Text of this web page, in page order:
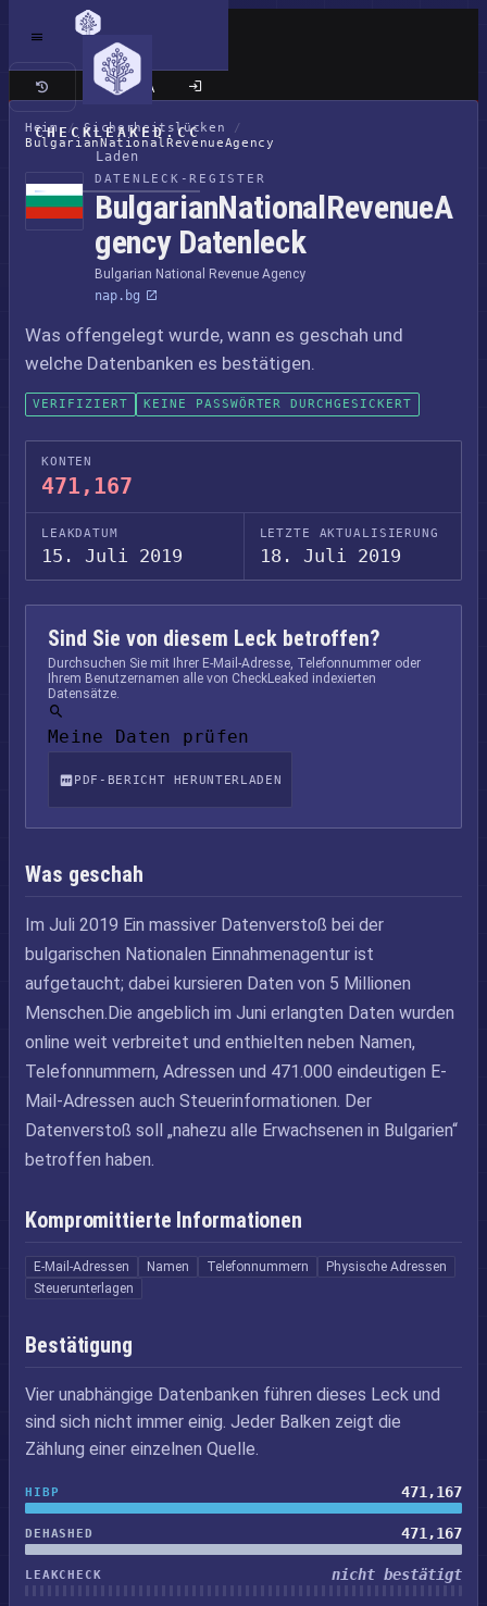
CHECKLEAKED.CC
Laden
Klassische Seite
Heim / Sicherheitslücken
/
BulgarianNationalRevenueAgency
DATENLECK-REGISTER
BulgarianNationalRevenueA
gency Datenleck
Bulgarian National Revenue Agency
nap.bg
Was offengelegt wurde, wann es geschah und
welche Datenbanken es bestätigen.
VERIFIZIERT KEINE PASSWÖRTER DURCHGESICKERT
KONTEN
471,167
LEAKDATUM
15. Juli 2019
LETZTE AKTUALISIERUNG
18. Juli 2019
Sind Sie von diesem Leck betroffen?
Durchsuchen Sie mit Ihrer E-Mail-Adresse, Telefonnummer oder
Ihrem Benutzernamen alle von CheckLeaked indexierten
Datensätze.
Meine Daten prüfen
PDF-BERICHT HERUNTERLADEN
Was geschah
Im Juli 2019 Ein massiver Datenverstoß bei der
bulgarischen Nationalen Einnahmenagentur ist
aufgetaucht; dabei kursieren Daten von 5 Millionen
Menschen.Die angeblich im Juni erlangten Daten wurden
online weit verbreitet und enthielten neben Namen,
Telefonnummern, Adressen und 471.000 eindeutigen E-
Mail-Adressen auch Steuerinformationen. Der
Datenverstoß soll „nahezu alle Erwachsenen in Bulgarien“
betroffen haben.
Kompromittierte Informationen
E-Mail-Adressen Namen Telefonnummern
Physische Adressen
Steuerunterlagen
Bestätigung
Vier unabhängige Datenbanken führen dieses Leck und
sind sich nicht immer einig. Jeder Balken zeigt die
Zählung einer einzelnen Quelle.
HIBP 471,167
DEHASHED 471,167
LEAKCHECK nicht bestätigt